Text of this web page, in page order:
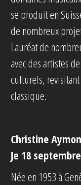
se produit en
de nombreux
Lauréat de
avec des artistes
culturels,
classique.
Christine
Je 18
Née en 1953 à